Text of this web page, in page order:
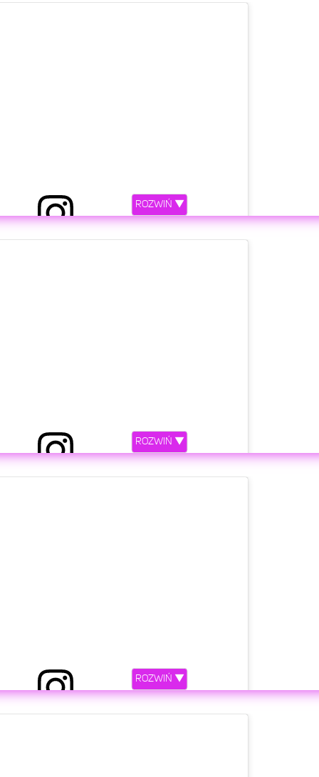
przez Britney Spears (@britneyspears)
ROZWIŃ ▼
przez Britney Spears (@britneyspears)
ROZWIŃ ▼
ROZWIŃ ▼